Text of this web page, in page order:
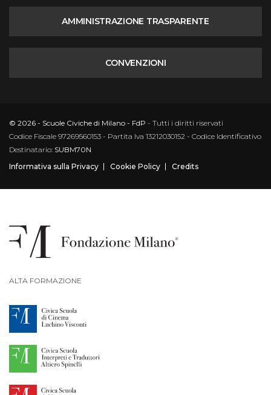
AMMINISTRAZIONE TRASPARENTE
CONVENZIONI
© 2026 - Scuole Civiche di Milano - FdP - Tutti i diritti riservati
Codice Fiscale 97269560153 - Partita Iva 13212030152 - Codice Identificativo
Destinatario: SUBM70N
Informativa sulla Privacy
Cookie Policy Credits
ALTA FORMAZIONE